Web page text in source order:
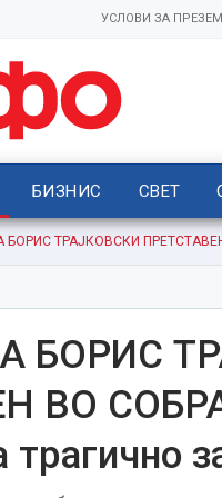
УСЛОВИ ЗА
БИЗНИС СВЕТ
БОРИС ТРАЈКОВСКИ ПРЕТСТАВЕН
БОРИС
ВО